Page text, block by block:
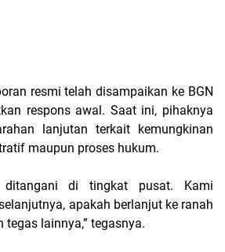
resmi telah disampaikan ke BGN
respons awal. Saat ini, pihaknya
lanjutan terkait kemungkinan
maupun proses hukum.
di tingkat pusat. Kami
apakah berlanjut ke ranah
lainnya,” tegasnya.